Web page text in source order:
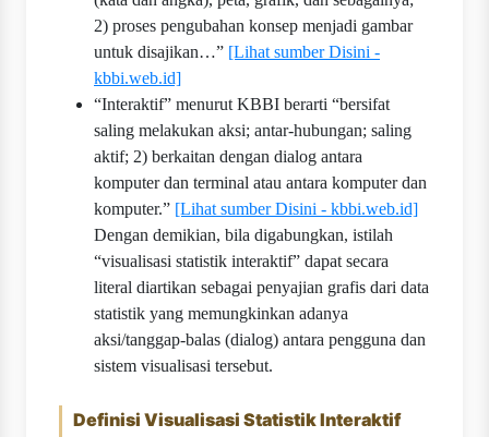
2) proses pengubahan konsep menjadi gambar
untuk disajikan…” [Lihat sumber Disini -
kbbi.web.id]
“Interaktif” menurut KBBI berarti “bersifat
saling melakukan aksi; antar-hubungan; saling
aktif; 2) berkaitan dengan dialog antara
komputer dan terminal atau antara komputer dan
komputer.” [Lihat sumber Disini - kbbi.web.id]
Dengan demikian, bila digabungkan, istilah
“visualisasi statistik interaktif” dapat secara
literal diartikan sebagai penyajian grafis dari data
statistik yang memungkinkan adanya
aksi/tanggap-balas (dialog) antara pengguna dan
sistem visualisasi tersebut.
Definisi Visualisasi Statistik Interaktif